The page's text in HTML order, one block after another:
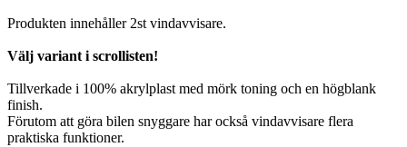
Produkten innehåller 2st vindavvisare.
Välj variant i scrollisten!
Tillverkade i 100% akrylplast med mörk toning och en högblank
finish.
Förutom att göra bilen snyggare har också vindavvisare flera
praktiska funktioner.